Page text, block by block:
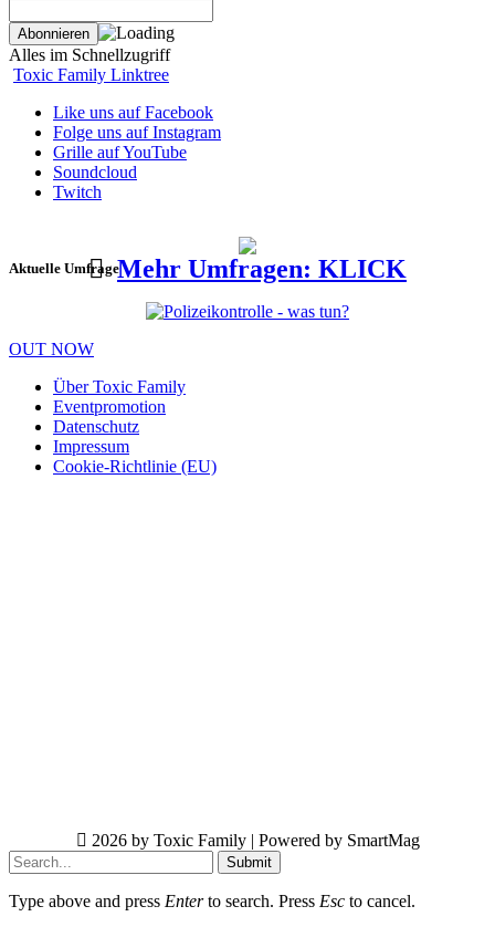
Alles im Schnellzugriff
Toxic Family Linktree
Like uns auf Facebook
Folge uns auf Instagram
Grille auf YouTube
Soundcloud
Twitch
Aktuelle UmfrageMehr Umfragen: KLICK
OUT NOW
Über Toxic Family
Eventpromotion
Datenschutz
Impressum
Cookie-Richtlinie (EU)
2026 by Toxic Family | Powered by SmartMag
Submit
Type above and press Enterto search. Press Esc to cancel.